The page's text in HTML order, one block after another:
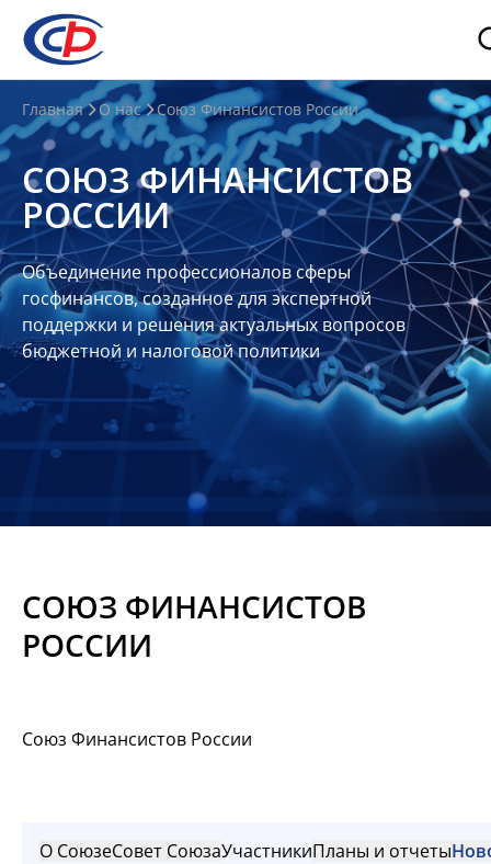
О
нас
О
СФР
Совет
Союза
Участники
Планы
отчеты
Контакты
Материалы
Главная О нас Союз Финансистов России
СОЮЗ ФИНАНСИСТОВ
РОССИИ
Объединение профессионалов сферы
госфинансов, созданное для экспертной
поддержки и решения актуальных вопросов
бюджетной и налоговой политики
СОЮЗ ФИНАНСИСТОВ
РОССИИ
Союз Финансистов России
О СоюзеСовет СоюзаУчастникиПланы и отчеты